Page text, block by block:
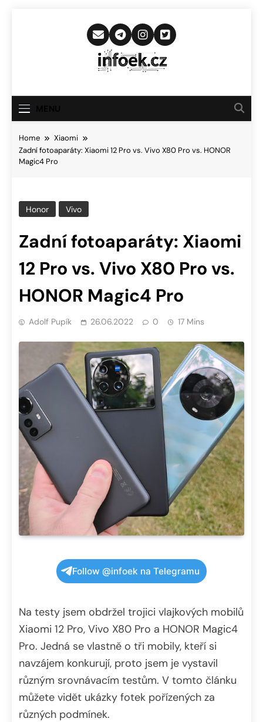
Infoek.cz
Novinkám
Home
Xiaomi
Zadní fotoaparáty: Xiaomi 12 Pro vs. Vivo X80 Pro vs. HONOR
Magic4 Pro
Honor Vivo
Zadní fotoaparáty: Xiaomi
12 Pro vs. Vivo X80 Pro vs.
HONOR Magic4 Pro
Adolf Pupík 26.06.2022 0 17 Mins
Follow @infoek na Telegramu
Na testy jsem obdržel trojici vlajkových mobilů
Xiaomi 12 Pro, Vivo X80 Pro a HONOR Magic4
Pro. Jedná se vlastně o tři mobily, kteří si
navzájem konkurují, proto jsem je vystavil
různým srovnávacím testům. V tomto článku
můžete vidět ukázky fotek pořízených za
různých podmínek.